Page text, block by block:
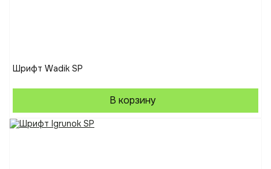
Шрифт Wadik SP
В корзину